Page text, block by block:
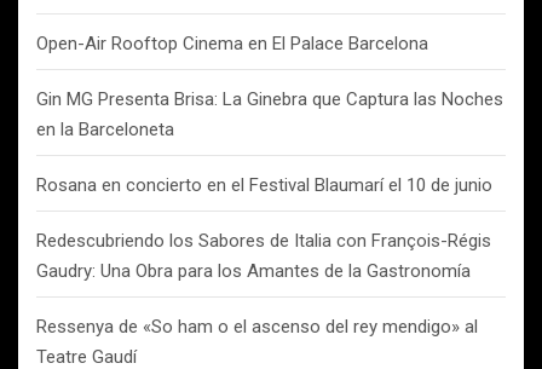
Open-Air Rooftop Cinema en El Palace Barcelona
Gin MG Presenta Brisa: La Ginebra que Captura las Noches
en la Barceloneta
Rosana en concierto en el Festival Blaumarí el 10 de junio
Redescubriendo los Sabores de Italia con François-Régis
Gaudry: Una Obra para los Amantes de la Gastronomía
Ressenya de «So ham o el ascenso del rey mendigo» al
Teatre Gaudí